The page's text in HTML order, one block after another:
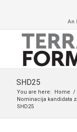
An
SHD25
You are here: Home /
Nominacija kandidata
SHD25